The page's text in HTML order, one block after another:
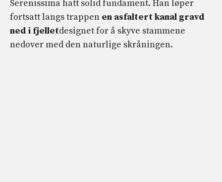
Serenissima hatt solid fundament. Han løper
fortsatt langs trappen en asfaltert kanal gravd
ned i fjelletdesignet for å skyve stammene
nedover med den naturlige skråningen.